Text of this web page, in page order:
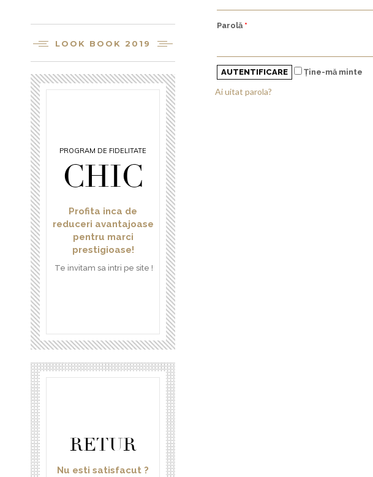
LOOK BOOK 2019
PROGRAM DE FIDELITATE
CHIC
Profita inca de
reduceri avantajoase
pentru marci
prestigioase!
Te invitam sa intri pe site !
RETUR
Nu esti satisfacut ?
Parolă *
AUTENTIFICARE Ține-mă minte
Ai uitat parola?